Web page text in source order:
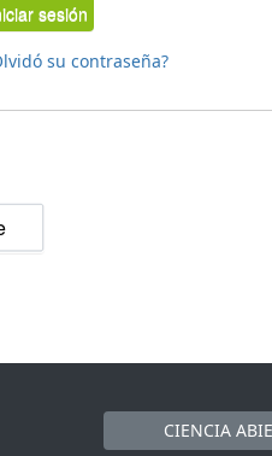
sesión
su contraseña?
CIENCIA